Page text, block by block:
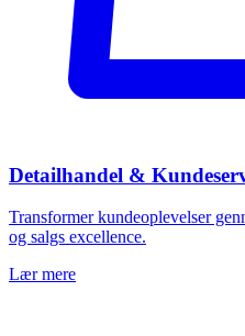
Detailhandel &
Transformer kundeoplevelser
og salgs excellence.
Lær mere